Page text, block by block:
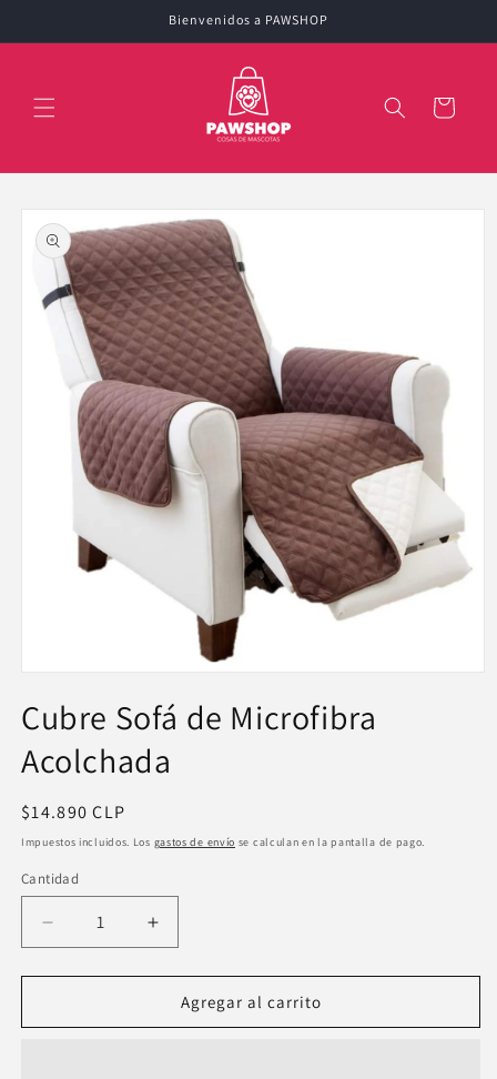
al contenido
Bienvenidos a PAWSHOP
Carrito
directamente
a la
información
del producto
multimedia
1
una
ventana
Cubre Sofá de Microfibra
Acolchada
Precio
habitual
$14.890 CLP
Impuestos incluidos. Los gastos de envío se calculan en la pantalla de pago.
Cantidad
Reducir
cantidad
para
Sofá
Aumentar
cantidad
para
Cubre
Sofá
Agregar al carrito